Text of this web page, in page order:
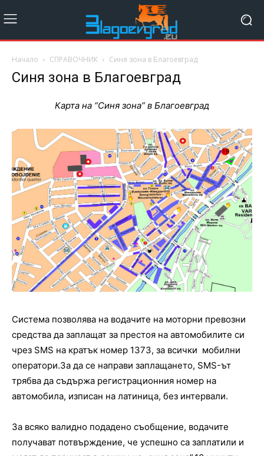
Начало СПРАВОЧНИК Синя зона в Благоевград
Синя зона в Благоевград
Карта на “Синя зона” в Благоевград
Система позволява на водачите на моторни превозни
средства да заплащат за престоя на автомобилите си
чрез SMS на кратък номер 1373, за всички мобилни
оператори.За да се направи заплащането, SMS-ът
трябва да съдържа регистрационния номер на
автомобила, изписан на латиница, без интервали.
За всяко валидно подадено съобщение, водачите
получават потвърждение, че успешно са заплатили и